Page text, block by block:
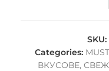
SKU:
Categories:
ВКУСОВЕ,